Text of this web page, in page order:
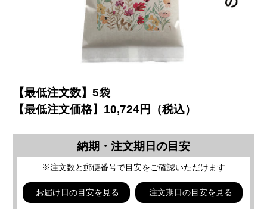
【最低注文数】5袋
【最低注文価格】10,724円（税込）
納期・注文期日の目安
※注文数と郵便番号で目安をご確認いただけます
お届け日の目安を見る 注文期日の目安を見る